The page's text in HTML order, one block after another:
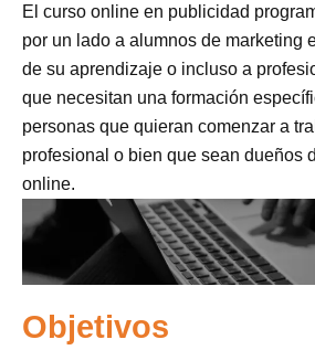
El curso online en publicidad
por un lado a alumnos de marketing
de su aprendizaje o incluso a
que necesitan una formación
personas que quieran comenzar a
profesional o bien que sean dueños
online.
Objetivos